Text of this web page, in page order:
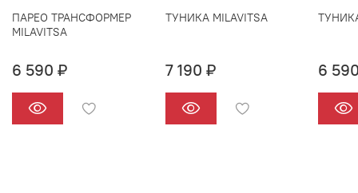
ПАРЕО ТРАНСФОРМЕР
MILAVITSA
6 590 ₽
ТУНИКА MILAVITSA
7 190 ₽ 6